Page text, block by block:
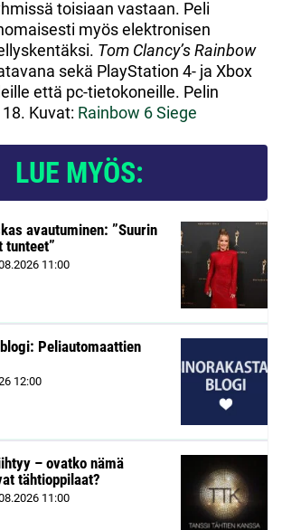
toisiaan vastaan. Peli
myös elektronisen
Tom Clancy’s Rainbow
sekä PlayStation 4- ja Xbox
että pc-tietokoneille. Pelin
Kuvat: Rainbow 6 Siege
LUE MYÖS:
avautuminen: ”Suurin
tunteet”
11:00
Peliautomaattien
12:00
– ovatko nämä
tähtioppilaat?
11:00